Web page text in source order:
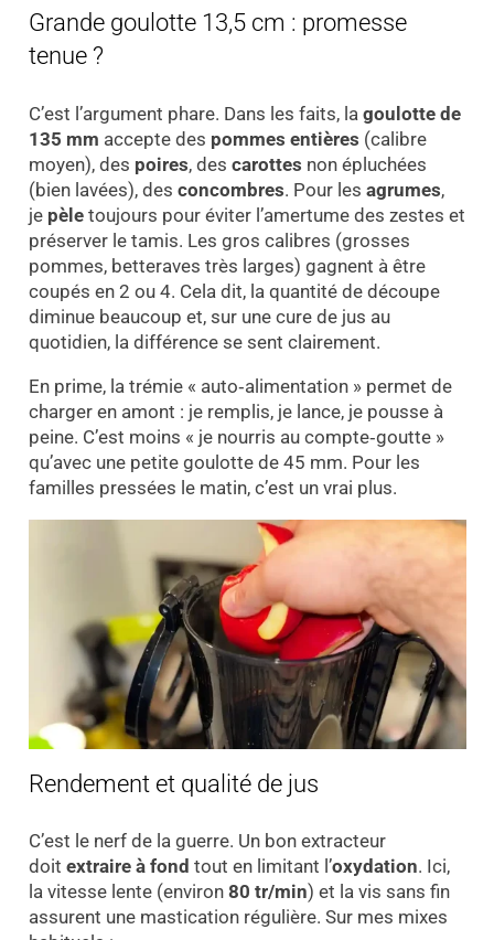
Grande goulotte 13,5 cm : promesse
tenue ?
C’est l’argument phare. Dans les faits, la goulotte de
135 mm accepte des pommes entières (calibre
moyen), des poires, des carottes non épluchées
(bien lavées), des concombres. Pour les agrumes,
je pèletoujours pour éviter l’amertume des zestes et
préserver le tamis. Les gros calibres (grosses
pommes, betteraves très larges) gagnent à être
coupés en 2 ou 4. Cela dit, la quantité de découpe
diminue beaucoup et, sur une cure de jus au
quotidien, la différence se sent clairement.
En prime, la trémie « auto‑alimentation » permet de
charger en amont : je remplis, je lance, je pousse à
peine. C’est moins « je nourris au compte‑goutte »
qu’avec une petite goulotte de 45 mm. Pour les
familles pressées le matin, c’est un vrai plus.
Rendement et qualité de jus
C’est le nerf de la guerre. Un bon extracteur
doit extraire à fond tout en limitant l’oxydation. Ici,
la vitesse lente (environ 80 tr/min) et la vis sans fin
assurent une mastication régulière. Sur mes mixes